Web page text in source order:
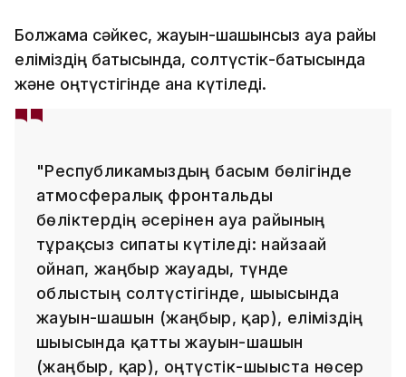
Болжамға сәйкес, жауын-шашынсыз ауа райы
еліміздің батысында, солтүстік-батысында
және оңтүстігінде ғана күтіледі.
"Республикамыздың басым бөлігінде
атмосфералық фронтальды
бөліктердің әсерінен ауа райының
тұрақсыз сипаты күтіледі: найзағай
ойнап, жаңбыр жауады, түнде
облыстың солтүстігінде, шығысында
жауын-шашын (жаңбыр, қар), еліміздің
шығысында қатты жауын-шашын
(жаңбыр, қар), оңтүстік-шығыста нөсер